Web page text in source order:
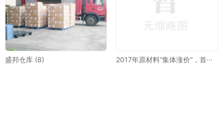
盛邦仓库 (8) 2017年原材料“集体涨价”，首···